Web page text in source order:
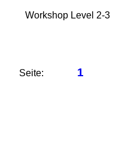
Workshop Level 2-3
Seite: 1